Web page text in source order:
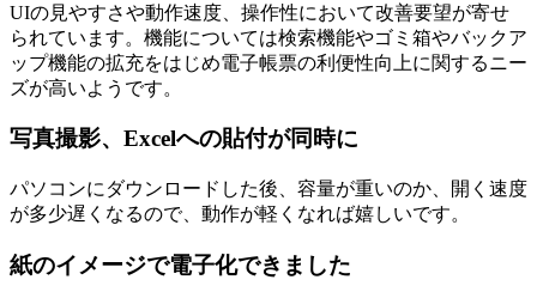
UIの見やすさや動作速度、操作性において改善要望が寄せ
られています。機能については検索機能やゴミ箱やバックア
ップ機能の拡充をはじめ電子帳票の利便性向上に関するニー
ズが高いようです。
写真撮影、Excelへの貼付が同時に
パソコンにダウンロードした後、容量が重いのか、開く速度
が多少遅くなるので、動作が軽くなれば嬉しいです。
紙のイメージで電子化できました